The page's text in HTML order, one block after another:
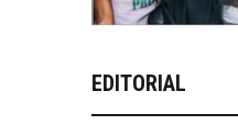
EDITORIAL